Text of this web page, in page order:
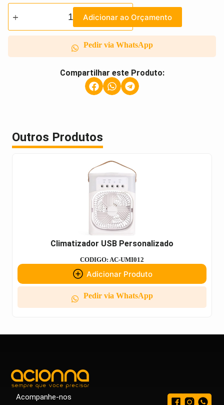
Adicionar ao Orçamento
Pedir via WhatsApp
Compartilhar este Produto:
Outros Produtos
Climatizador USB Personalizado
CODIGO: AC-UMI012
Adicionar Produto
Pedir via WhatsApp
Acompanhe-nos